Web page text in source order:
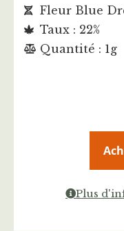
Fleur Blue
Taux : 22%
Quantité : 1g
Plus